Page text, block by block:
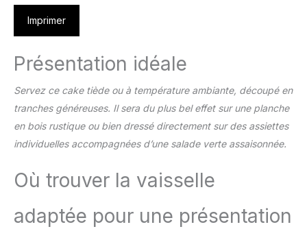
Imprimer
Présentation idéale
Servez ce cake tiède ou à température ambiante, découpé en
tranches généreuses. Il sera du plus bel effet sur une planche
en bois rustique ou bien dressé directement sur des assiettes
individuelles accompagnées d’une salade verte assaisonnée.
Où trouver la vaisselle
adaptée pour une présentation